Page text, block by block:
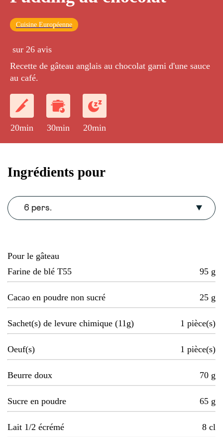
Cuisine Européenne
sur 26 avis
Recette de gâteau anglais au chocolat garni d'une sauce
au café.
20min 30min 20min
Ingrédients pour
6 pers.
Pour le gâteau
Farine de blé T55
95 g
Cacao en poudre non sucré 25 g
Sachet(s) de levure chimique (11g) 1 pièce(s)
Oeuf(s) 1 pièce(s)
Beurre doux 70 g
Sucre en poudre 65 g
Lait 1/2 écrémé 8 cl